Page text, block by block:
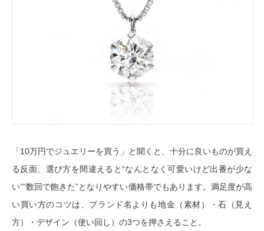
「10万円でジュエリーを買う」と聞くと、十分に良いものが買え
る反面、選び方を間違えると“なんとなく可愛いけど出番が少な
い”“数回で飽きた”となりやすい価格帯でもあります。満足度が高
い買い方のコツは、ブランド名よりも地金（素材）・石（見え
方）・デザイン（使い回し） の3つを押さえること。